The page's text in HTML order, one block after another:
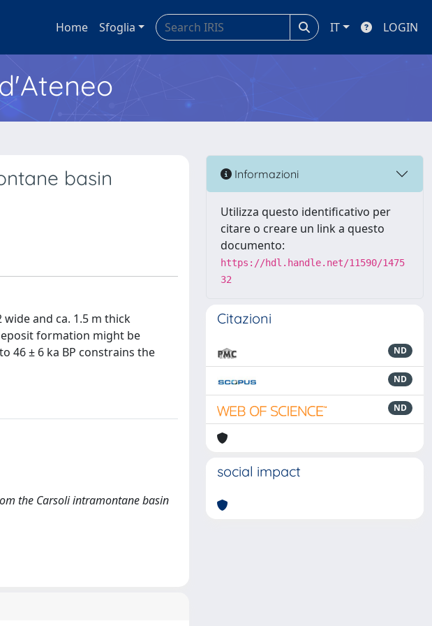
Home Sfoglia IT LOGIN
basin
and ca. 1.5 m thick
formation might be
46 ± 6 ka BP constrains the
the Carsoli intramontane basin
Informazioni
Utilizza questo identificativo per
citare o creare un link a questo
documento:
https://hdl.handle.net/11590/1475
32
Citazioni
ND
ND
ND
social impact